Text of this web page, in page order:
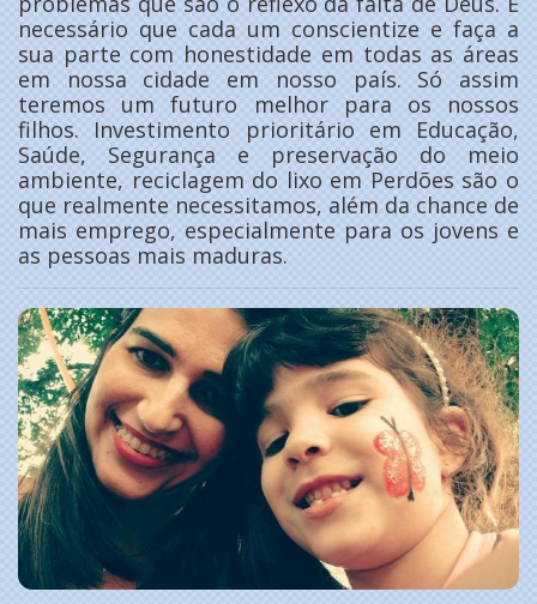
necessário que cada um conscientize e faça a
sua parte com honestidade em todas as áreas
em nossa cidade em nosso país. Só assim
teremos um futuro melhor para os nossos
filhos. Investimento prioritário em Educação,
Saúde, Segurança e preservação do meio
ambiente, reciclagem do lixo em Perdões são o
que realmente necessitamos, além da chance de
mais emprego, especialmente para os jovens e
as pessoas mais maduras.